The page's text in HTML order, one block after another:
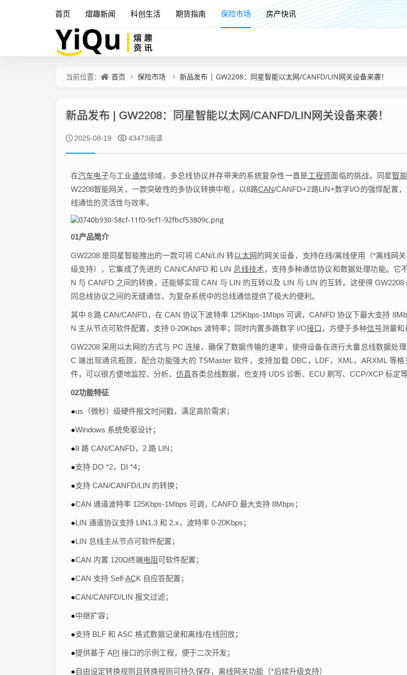
首页 熠趣新闻 科创生活 期货指南 保险市场 房产快讯
当前位置： 首页 保险市场 新品发布 | GW2208：同星智能以太网/CANFD/LIN网关设备来袭！
新品发布 | GW2208：同星智能以太网/CANFD/LIN网关设备来袭！
2025-08-19 43473阅读
在汽车电子与工业通信领域，多总线协议并存带来的系统复杂性一直是工程师面临的挑战。同星智能
W2208智能网关，一款突破性的多协议转换中枢，以8路CAN/CANFD+2路LIN+数字I/O的强悍配置
线通信的灵活性与效率。
01产品简介
GW2208 是同星智能推出的一款可将 CAN/LIN 转以太网的网关设备，支持在线/离线使用（*离线网
级支持），它集成了先进的 CAN/CANFD 和 LIN 总线技术，支持多种通信协议和数据处理功能。它
N 与 CANFD 之间的转换，还能够实现 CAN 与 LIN 的互转以及 LIN 与 LIN 的互转。这使得 GW2208
同总线协议之间的无缝通信，为复杂系统中的总线通信提供了极大的便利。
其中 8 路 CAN/CANFD，在 CAN 协议下波特率 125Kbps-1Mbps 可调，CANFD 协议下最大支持
N 主从节点可软件配置，支持 0-20Kbps 波特率；同时内置多路数字 I/O接口 ，方便于多种信号测量和
GW2208 采用以太网的方式与 PC 连接，确保了数据传输的速率，使得设备在进行大量总线数据处
C 端出现通讯瓶颈，配合功能强大的 TSMaster 软件，支持加载 DBC，LDF，XML，ARXML 等
件，可以很方便地监控、分析、 仿真各类总线数据，也支持 UDS 诊断、ECU 刷写、CCP/XCP 标定等
02功能特征
●us（微秒）级硬件报文时间戳，满足高阶需求；
●Windows 系统免驱设计；
●8 路 CAN/CANFD，2 路 LIN；
●支持 DO *2，DI *4；
●支持 CAN/CANFD/LIN 的转换；
●CAN 通道波特率 125Kbps-1Mbps 可调，CANFD 最大支持 8Mbps；
●LIN 通道协议支持 LIN1.3 和 2.x，波特率 0-20Kbps；
●LIN 总线主从节点可软件配置；
●CAN 内置 120Ω终端电阻可软件配置；
●CAN 支持 Self-ACK 自应答配置；
●CAN/CANFD/LIN 报文过滤；
●中继扩容；
●支持 BLF 和 ASC 格式数据记录和离线/在线回放；
●提供基于 API 接口的示例工程，便于二次开发；
●自由设定转换规则且转换规则可持久保存，离线网关功能（*后续升级支持）